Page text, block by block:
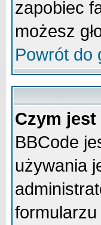
zapobiec
możesz
Powrót do
Czym
BBCode
używania